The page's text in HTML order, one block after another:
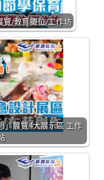
覽/教育攤位/工作坊
」展覽4大展示區 工作